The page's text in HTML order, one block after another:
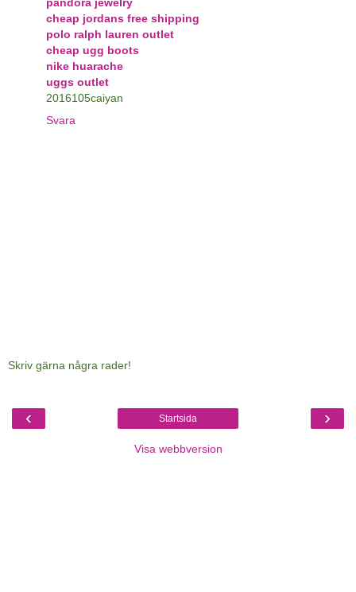
cheap jordans free shipping
polo ralph lauren outlet
cheap ugg boots
nike huarache
uggs outlet
2016105caiyan
Svara
Skriv gärna några rader!
‹ ›
Startsida
Visa webbversion